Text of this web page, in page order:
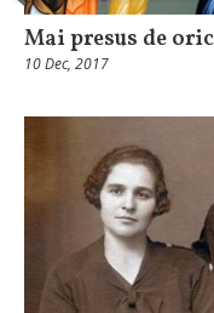
Mai presus de
10 Dec, 2017